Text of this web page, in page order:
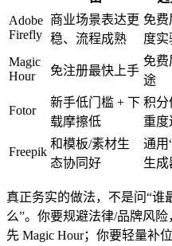
Adobe
Firefly
商业场景表达更
稳、流程成熟
免费
度实
Magic
Hour
免注册最快上手
免费
途
Fotor
新手低门槛 + 下
载摩擦低
积分
重度
Freepik
和模板/素材生
态协同好
通用
生成
真正务实的做法，不是问“谁
么”。你要规避法律/品牌风
先 Magic Hour；你要轻量补